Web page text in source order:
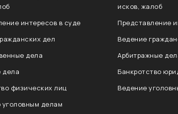
интересов в суде
дел
дела
дела
физических лиц
уголовным делам
исков, жалоб
Представление
Ведение
Арбитражные
Банкротство
Ведение